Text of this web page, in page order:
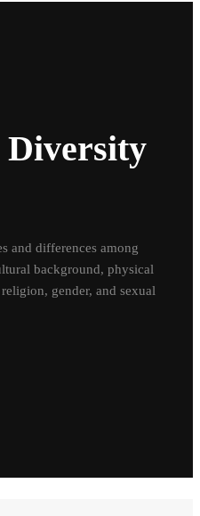
and differences among
background, physical
gender, and sexual